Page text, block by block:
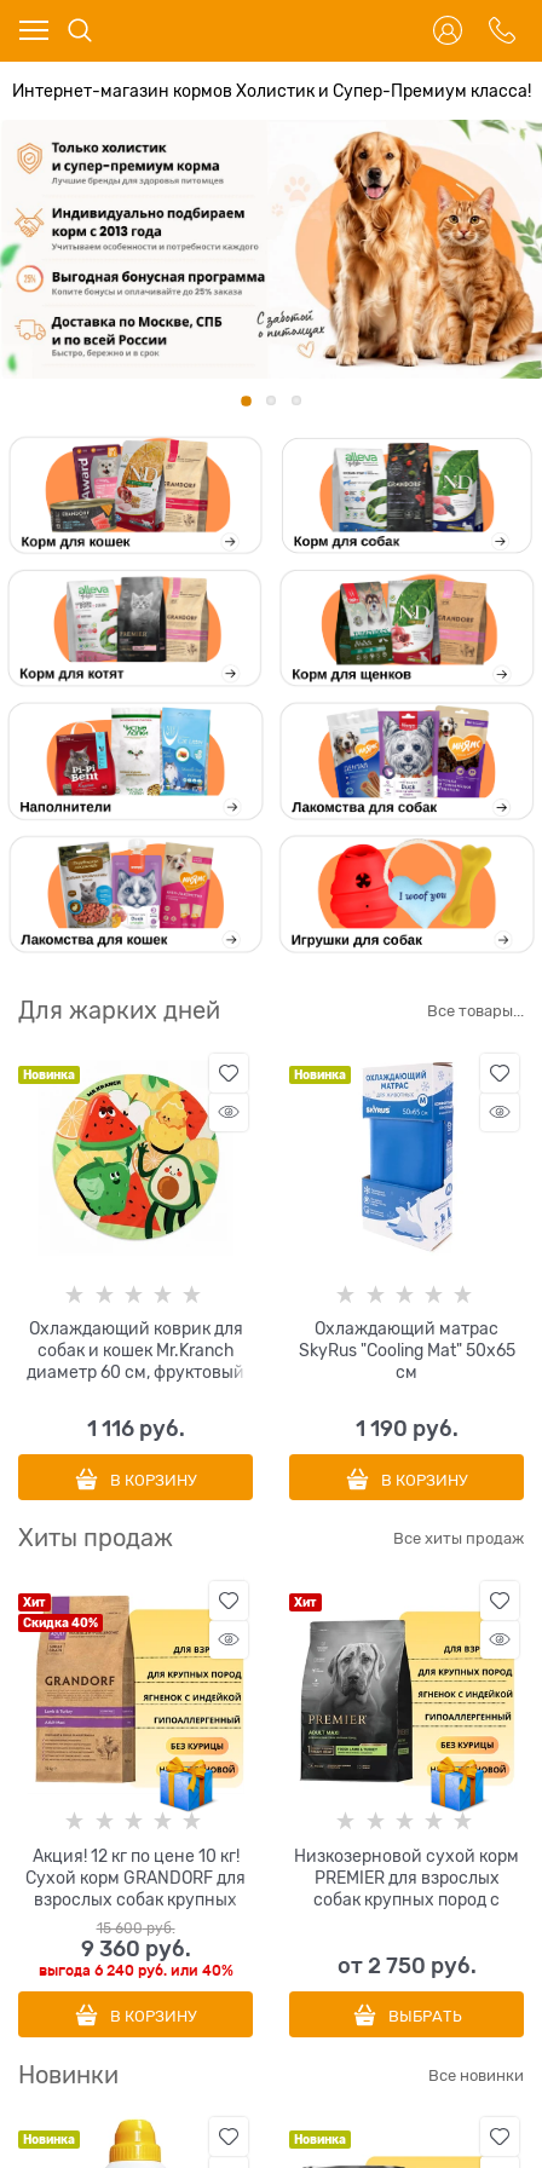
Интернет-магазин кормов Холистик и Супер-Премиум класса!
Для жарких дней Все товары...
Новинка
Охлаждающий коврик для
собак и кошек Mr.Kranch
диаметр 60 см, фруктовый
1 116 руб.
В КОРЗИНУ
Новинка
Охлаждающий матрас
SkyRus "Cooling Mat" 50х65
см
1 190 руб.
В КОРЗИНУ
Хиты продаж Все хиты продаж
Хит
Скидка 40%
Акция! 12 кг по цене 10 кг!
Сухой корм GRANDORF для
взрослых собак крупных
пород с ягненком и
индейкой MAXI Lamb and
Turkey
15 600 руб.
9 360 руб.
выгода 6 240 руб.или 40%
В КОРЗИНУ
Хит
Низкозерновой сухой корм
PREMIER для взрослых
собак крупных пород с
от 2 750 руб.
ВЫБРАТЬ
Новинки Все новинки
Новинка Новинка